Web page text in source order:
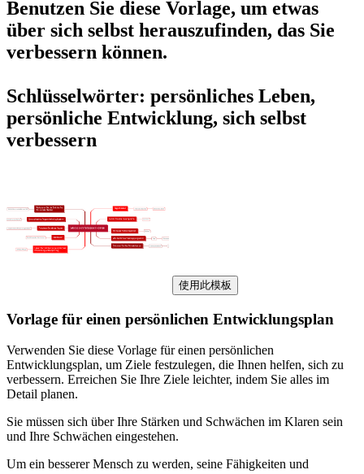
Benutzen Sie diese Vorlage, um etwas
über sich selbst herauszufinden, das Sie
verbessern können.
Schlüsselwörter: persönliches Leben,
persönliche Entwicklung, sich selbst
verbessern
使用此模板
Vorlage für einen persönlichen Entwicklungsplan
Verwenden Sie diese Vorlage für einen persönlichen
Entwicklungsplan, um Ziele festzulegen, die Ihnen helfen, sich zu
verbessern. Erreichen Sie Ihre Ziele leichter, indem Sie alles im
Detail planen.
Sie müssen sich über Ihre Stärken und Schwächen im Klaren sein
und Ihre Schwächen eingestehen.
Um ein besserer Mensch zu werden, seine Fähigkeiten und